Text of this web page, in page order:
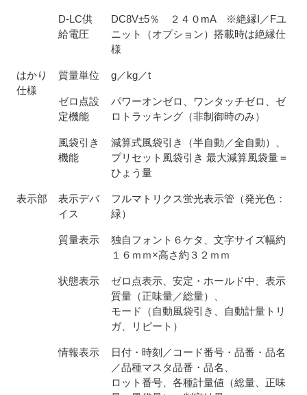
D-LC供
給電圧
DC8V±5％ ２４０mA ※絶縁I／Fユ
ニット（オプション）搭載時は絶縁仕
様
はかり
仕様
質量単位 g／kg／t
ゼロ点設
定機能
パワーオンゼロ、ワンタッチゼロ、ゼ
ロトラッキング（非制御時のみ）
風袋引き
機能
減算式風袋引き（半自動／全自動）、
プリセット風袋引き 最大減算風袋量＝
ひょう量
表示部
表示デバ
イス
フルマトリクス蛍光表示管（発光色：
緑）
質量表示
独自フォント６ケタ、文字サイズ幅約
１６ｍｍ×高さ約３２ｍｍ
状態表示
ゼロ点表示、安定・ホールド中、表示
質量（正味量／総量）、
モード（自動風袋引き、自動計量トリ
ガ、リピート）
情報表示
日付・時刻／コード番号・品番・品名
／品種マスタ品番・品名、
ロット番号、各種計量値（総量、正味